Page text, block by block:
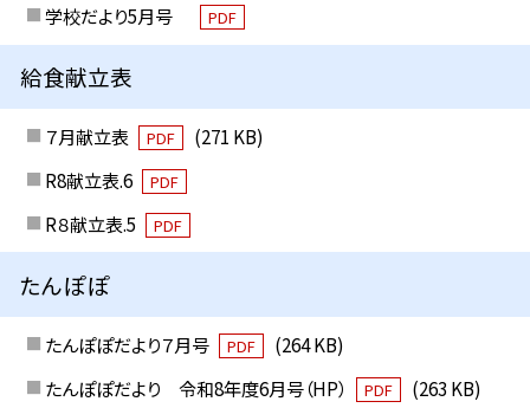
学校だより5月号 PDF
給食献立表
７月献立表 PDF
(271 KB)
R8献立表.6
PDF
R８献立表.5 PDF
たんぽぽ
たんぽぽだより７月号 PDF
(264 KB)
たんぽぽだより 令和8年度6月号（HP）
PDF
(263 KB)